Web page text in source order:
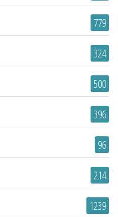
779
324
500
396
96
214
1239